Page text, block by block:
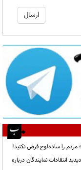
را ساده‌لوح فرض نکنید!
انتقادات نمایندگان درباره